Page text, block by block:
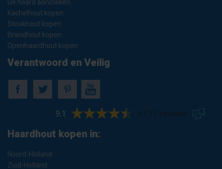
De haard aansteken
Kachelhout kopen
Stookhout kopen
Brandhout kopen
Openhaardhout kopen
Verantwoord en Veilig
9.1 3.571 reviews
Haardhout kopen in:
Noord-Holland
Zuid-Holland